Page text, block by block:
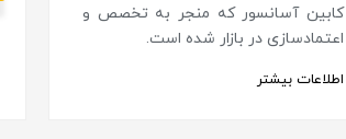
کابین آسانسور که منجر به تخصص و
اعتمادسازی در بازار شده است.
اطلاعات بیشتر